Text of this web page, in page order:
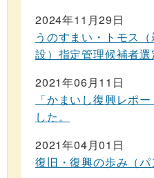
2024年11月29日
うのすまい・トモス
設）指定管理候補者
2021年06月11日
「かまいし復興レポ
した。
2021年04月01日
復旧・復興の歩み（パ